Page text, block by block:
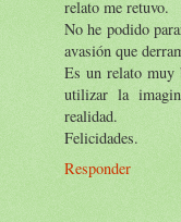
relato me retuvo.
No he podido
avasión que
Es un relato muy
utilizar la
realidad.
Felicidades.
Responder